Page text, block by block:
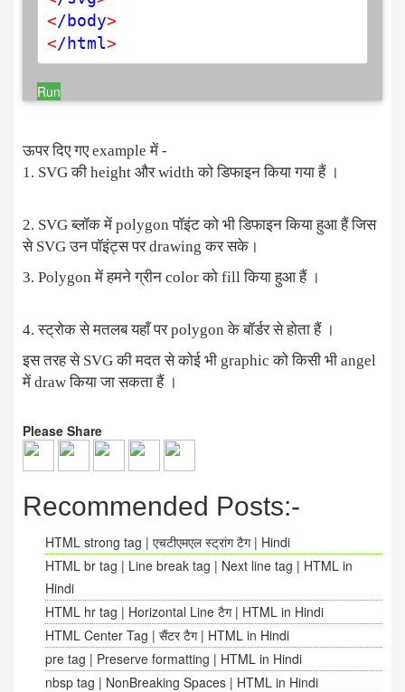
</body>
</html>
Run
ऊपर दिए गए example में -
1. SVG की height और width को डिफाइन किया गया हैं ।
2. SVG ब्लॉक में polygon पॉइंट को भी डिफाइन किया हुआ हैं जिस
से SVG उन पॉइंट्स पर drawing कर सके।
3. Polygon में हमने ग्रीन color को fill किया हुआ हैं ।
4. स्ट्रोक से मतलब यहाँ पर polygon के बॉर्डर से होता हैं ।
इस तरह से SVG की मदत से कोई भी graphic को किसी भी angel
में draw किया जा सकता हैं ।
Please Share
Recommended Posts:-
HTML strong tag | एचटीएमएल स्ट्रांग टैग | Hindi
HTML br tag | Line break tag | Next line tag | HTML in
Hindi
HTML hr tag | Horizontal Line टैग | HTML in Hindi
HTML Center Tag | सैंटर टैग | HTML in Hindi
pre tag | Preserve formatting | HTML in Hindi
nbsp tag | NonBreaking Spaces | HTML in Hindi